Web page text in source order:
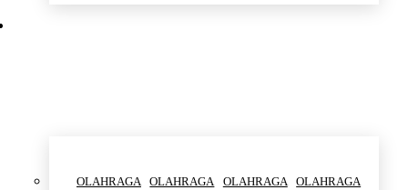
OLAHRAGA OLAHRAGA OLAHRAGA OLAHRAGA